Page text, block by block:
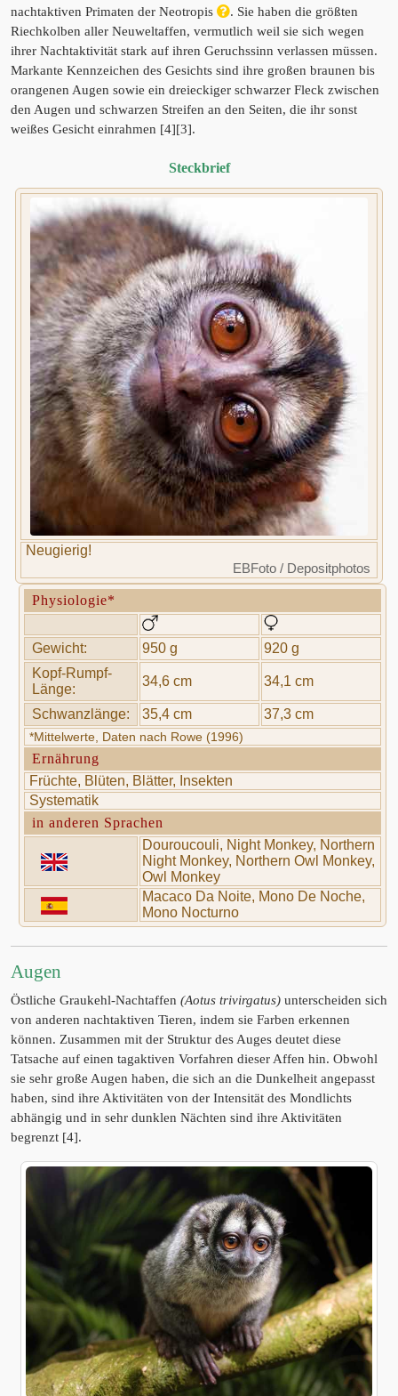
nachtaktiven Primaten der Neotropis
. Sie haben die größten
Riechkolben aller Neuweltaffen, vermutlich weil sie sich wegen
ihrer Nachtaktivität stark auf ihren Geruchssinn verlassen müssen.
Markante Kennzeichen des Gesichts sind ihre großen braunen bis
orangenen Augen sowie ein dreieckiger schwarzer Fleck zwischen
den Augen und schwarzen Streifen an den Seiten, die ihr sonst
weißes Gesicht einrahmen [4][3].
Steckbrief
Neugierig!
EBFoto / Depositphotos
Physiologie*
Gewicht: 950 g
920 g
Kopf-Rumpf-
Länge:
34,6 cm 34,1 cm
Schwanzlänge: 35,4 cm 37,3 cm
*Mittelwerte, Daten nach Rowe (1996)
Ernährung
Früchte, Blüten, Blätter, Insekten
Systematik
in anderen Sprachen
Douroucouli, Night Monkey, Northern
Night Monkey, Northern Owl Monkey,
Owl Monkey
Macaco Da Noite, Mono De Noche,
Mono Nocturno
Augen
Östliche Graukehl-Nachtaffen (Aotus trivirgatus) unterscheiden sich
von anderen nachtaktiven Tieren, indem sie Farben erkennen
können. Zusammen mit der Struktur des Auges deutet diese
Tatsache auf einen tagaktiven Vorfahren dieser Affen hin. Obwohl
sie sehr große Augen haben, die sich an die Dunkelheit angepasst
haben, sind ihre Aktivitäten von der Intensität des Mondlichts
abhängig und in sehr dunklen Nächten sind ihre Aktivitäten
begrenzt [4].